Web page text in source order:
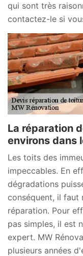
qui sont très
contactez-le si
La réparation
environs dans
Les toits des
impeccables. En
dégradations
conséquent, il faut
réparation. Pour
pas simples, il est
expert. MW
plusieurs années